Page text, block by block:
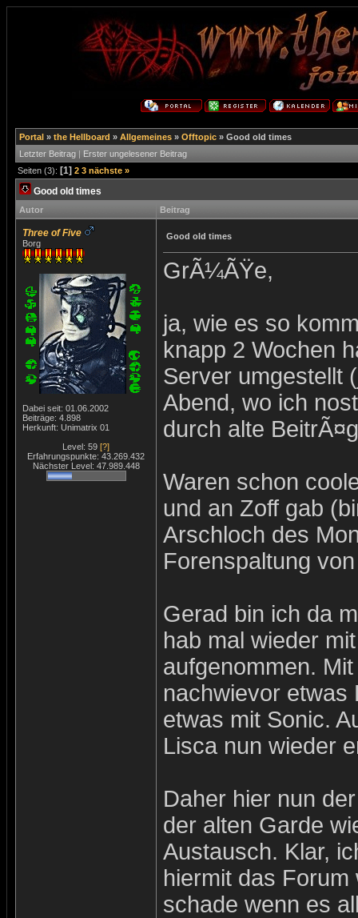
Portal » the Hellboard » Allgemeines » Offtopic » Good old times
Letzter Beitrag | Erster ungelesener Beitrag
Seiten (3): [1] 2 3 nächste »
Good old times
Autor Beitrag
Three of Five
Borg
Dabei seit: 01.06.2002
Beiträge: 4.898
Herkunft: Unimatrix 01
Level: 59 [?]
Erfahrungspunkte: 43.269.432
Nächster Level: 47.989.448
Good old times
GrÃ¼ÃŸe,
ja, wie es so
knapp 2 Wochen
Server umgestellt
Abend, wo ich
durch alte
Waren schon
und an Zoff gab
Arschloch des
Forenspaltung
Gerad bin ich da
hab mal wieder
aufgenommen.
nachwievor etwas
etwas mit Sonic.
Lisca nun wieder
Daher hier nun
der alten Garde
Austausch. Klar,
hiermit das
schade wenn es